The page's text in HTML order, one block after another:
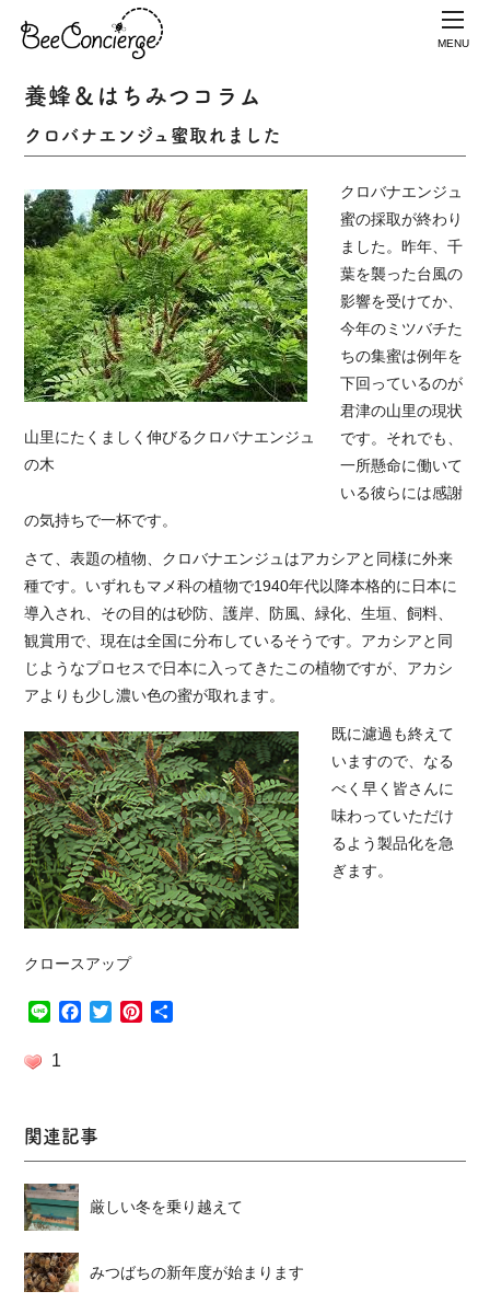
MENU
養蜂＆はちみつコラム
クロバナエンジュ蜜取れました
山里にたくましく伸びるクロバナエンジュ
の木
クロバナエンジュ
蜜の採取が終わり
ました。昨年、千
葉を襲った台風の
影響を受けてか、
今年のミツバチた
ちの集蜜は例年を
下回っているのが
君津の山里の現状
です。それでも、
一所懸命に働いて
いる彼らには感謝
の気持ちで一杯です。
さて、表題の植物、クロバナエンジュはアカシアと同様に外来
種です。いずれもマメ科の植物で1940年代以降本格的に日本に
導入され、その目的は砂防、護岸、防風、緑化、生垣、飼料、
観賞用で、現在は全国に分布しているそうです。アカシアと同
じようなプロセスで日本に入ってきたこの植物ですが、アカシ
アよりも少し濃い色の蜜が取れます。
クロースアップ
既に濾過も終えて
いますので、なる
べく早く皆さんに
味わっていただけ
るよう製品化を急
ぎます。
Line Facebook
TwitterPinterest
1
関連記事
厳しい冬を乗り越えて
みつばちの新年度が始まります